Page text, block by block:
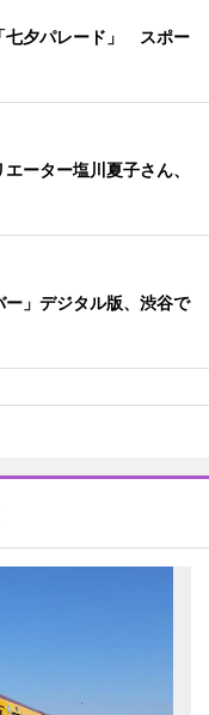
七夕パレード」 スポー
ーター塩川夏子さん、
」デジタル版、渋谷で